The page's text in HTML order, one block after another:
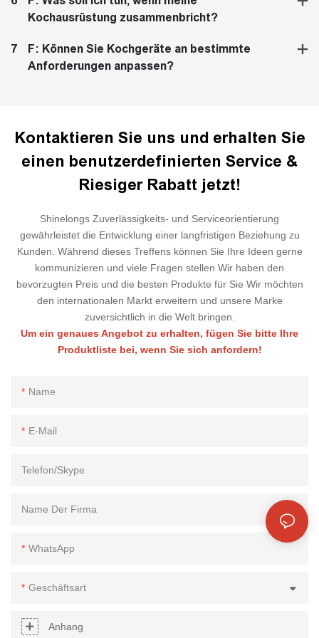
Rahmen einer professionellen und strengen Überwachungs- und
effizienten Arbeitsfluss zu gewährleisten
P Reventikive & Wartung:Wir bieten die allgemeine
Schmierung, Reparaturen und Teilenersatz.
Kochausrüstung zusammenbricht?
7
F: Können Sie Kochgeräte an bestimmte
Anforderungen anpassen?
Kontaktieren Sie uns und erhalten Sie
einen benutzerdefinierten Service &
Riesiger Rabatt jetzt!
Shinelongs Zuverlässigkeits- und Serviceorientierung
gewährleistet die Entwicklung einer langfristigen Beziehung zu
Kunden. Während dieses Treffens können Sie Ihre Ideen gerne
kommunizieren und viele Fragen stellen Wir haben den
bevorzugten Preis und die besten Produkte für Sie Wir möchten
den internationalen Markt erweitern und unsere Marke
zuversichtlich in die Welt bringen.
Um ein genaues Angebot zu erhalten, fügen Sie bitte Ihre
Produktliste bei, wenn Sie sich anfordern!
Name
E-Mail
Telefon/Skype
Name Der Firma
WhatsApp
Geschäftsart
Anhang